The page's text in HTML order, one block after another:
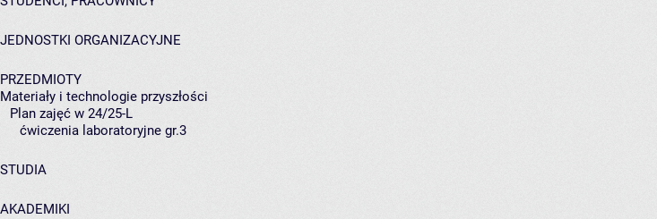
JEDNOSTKI ORGANIZACYJNE
PRZEDMIOTY
Materiały i technologie przyszłości
Plan zajęć w 24/25-L
ćwiczenia laboratoryjne gr.3
STUDIA
AKADEMIKI